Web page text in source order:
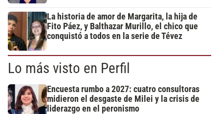
La historia de amor de Margarita, la hija de
Fito Páez, y Balthazar Murillo, el chico que
conquistó a todos en la serie de Tévez
Lo más visto en Perfil
Encuesta rumbo a 2027: cuatro consultoras
midieron el desgaste de Milei y la crisis de
liderazgo en el peronismo